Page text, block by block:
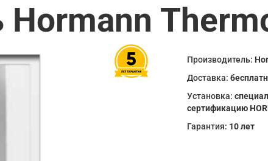
Hormann
Производитель:
Доставка:
Установка:
сертификацию
Гарантия: 10 лет